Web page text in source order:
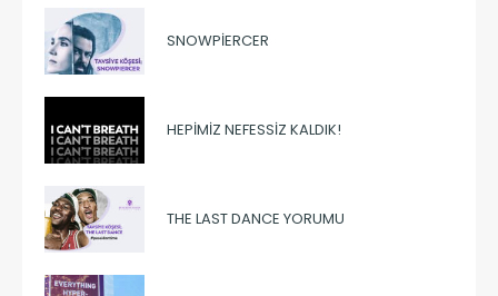
SNOWPIERCER
HEPIMIZ NEFESSIZ KALDIK!
THE LAST DANCE YORUMU